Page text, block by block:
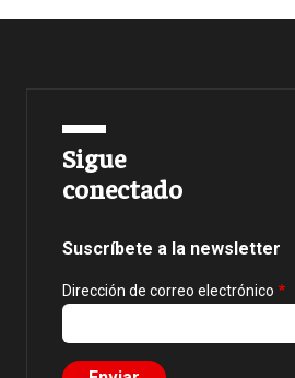
Sigue
conectado
Suscríbete a la newsletter
Dirección de correo electrónico